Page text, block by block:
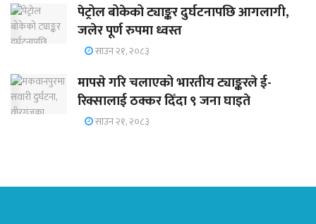
पेट्रोल बोकेको ट्याङ्कर दुर्घटनापछि आगलागी,
जलेर पूर्ण रुपमा ध्वस्त
साउन २१, २०८३
मापसे गरि चलाएको भारतीय ट्याङ्करले ई-
रिक्सालाई ठक्कर दिँदा ९ जना घाइते
साउन २१, २०८३